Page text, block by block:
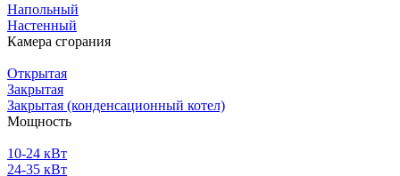
Напольный
Настенный
Камера сгорания
Открытая
Закрытая
Закрытая (конденсационный котел)
Мощность
10-24 кВт
24-35 кВт